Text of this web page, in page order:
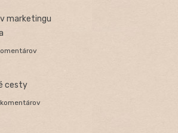
marketingu
cesty